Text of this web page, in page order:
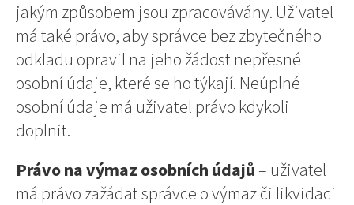
jakým způsobem jsou zpracovávány. Uživatel
má také právo, aby správce bez zbytečného
odkladu opravil na jeho žádost nepřesné
osobní údaje, které se ho týkají. Neúplné
osobní údaje má uživatel právo kdykoli
doplnit.
Právo na výmaz osobních údajů – uživatel
má právo zažádat správce o výmaz či likvidaci